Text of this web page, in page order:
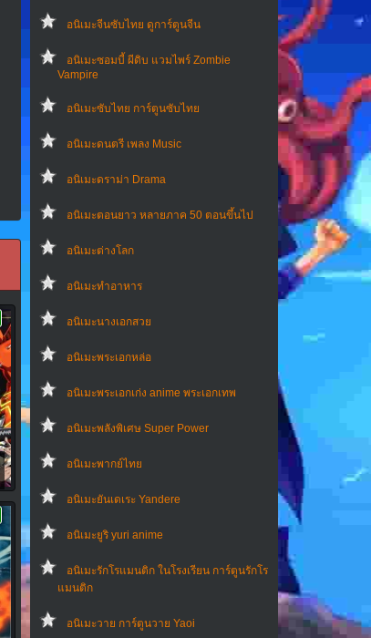
อนิเมะจีนซับไทย ดูการ์ตูนจีน
อนิเมะซอมบี้ ผีดิบ แวมไพร์ Zombie
Vampire
อนิเมะซับไทย การ์ตูนซับไทย
อนิเมะดนตรี เพลง Music
อนิเมะดราม่า Drama
อนิเมะตอนยาว หลายภาค 50 ตอนขึ้นไป
อนิเมะต่างโลก
อนิเมะทําอาหาร
อนิเมะนางเอกสวย
อนิเมะพระเอกหล่อ
อนิเมะพระเอกเก่ง anime พระเอกเทพ
อนิเมะพลังพิเศษ Super Power
อนิเมะพากย์ไทย
อนิเมะยันเดเระ Yandere
อนิเมะยูริ yuri anime
อนิเมะรักโรแมนติก ในโรงเรียน การ์ตูนรักโร
แมนติก
อนิเมะวาย การ์ตูนวาย Yaoi